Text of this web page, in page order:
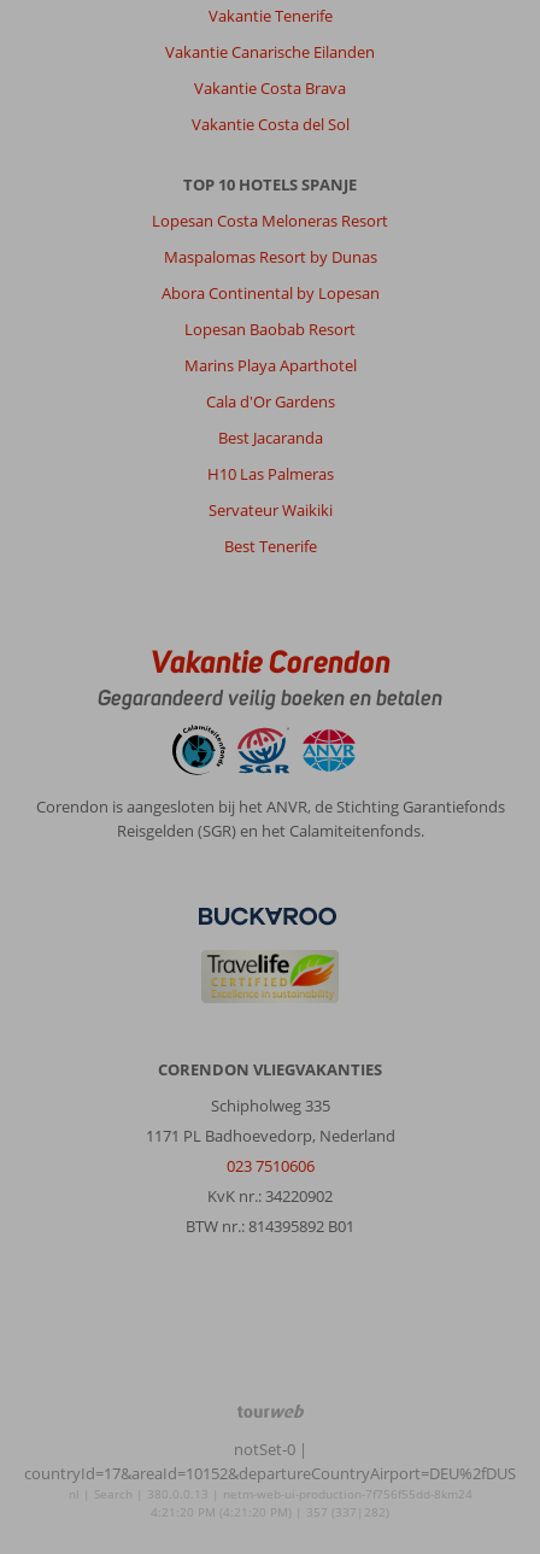
Vakantie Tenerife
Vakantie Canarische Eilanden
Vakantie Costa Brava
Vakantie Costa del Sol
TOP 10 HOTELS SPANJE
Lopesan Costa Meloneras Resort
Maspalomas Resort by Dunas
Abora Continental by Lopesan
Lopesan Baobab Resort
Marins Playa Aparthotel
Cala d'Or Gardens
Best Jacaranda
H10 Las Palmeras
Servateur Waikiki
Best Tenerife
Vakantie Corendon
Gegarandeerd veilig boeken en betalen
Corendon is aangesloten bij het ANVR, de Stichting Garantiefonds
Reisgelden (SGR) en het Calamiteitenfonds.
CORENDON VLIEGVAKANTIES
Schipholweg 335
1171 PL Badhoevedorp, Nederland
023 7510606
KvK nr.: 34220902
BTW nr.: 814395892 B01
TourWeb
©
NetMatch
notSet-0 |
countryId=17&areaId=10152&departureCountryAirport=DEU%2fDUS
nl | Search | 380.0.0.13 | netm-web-ui-production-7f756f55dd-8km24
4:21:20 PM (4:21:20 PM) | 357 (337|282)